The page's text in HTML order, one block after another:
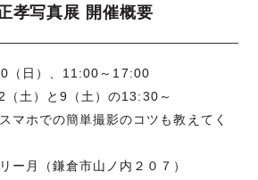
孝写真展 開催概要
（日）、11:00～17:00
（土）と9（土）の13:30～
マホでの簡単撮影のコツも教えてく
ー月（鎌倉市山ノ内２０７）